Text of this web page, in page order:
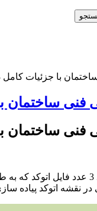
فنی ساختمان
فنی ساختمان
نقشه اتوکد پیاده